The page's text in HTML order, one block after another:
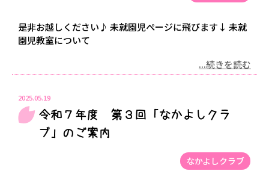
是非お越しください♪ 未就園児ぺージに飛びます↓ 未就
園児教室について
...続きを読む
2025.05.19
令和７年度 第３回「なかよしクラ
ブ」のご案内
なかよしクラブ